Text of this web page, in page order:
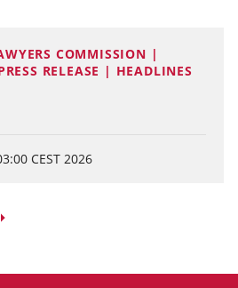
COMMISSION |
RELEASE | HEADLINES
CEST 2026